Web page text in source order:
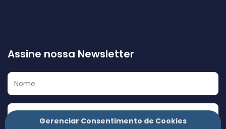
Assine nossa Newsletter
Gerenciar Consentimento de Cookies